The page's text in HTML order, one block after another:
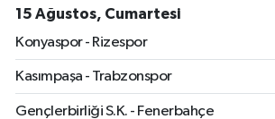
15 Ağustos, Cumartesi
Konyaspor - Rizespor
Kasımpaşa - Trabzonspor
Gençlerbirliği S.K. - Fenerbahçe